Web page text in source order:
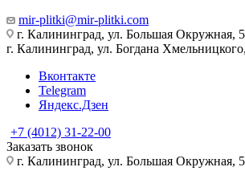
mir-plitki@mir-plitki.com
г. Калининград, ул. Большая Окружная, 5
г. Калининград, ул. Богдана
Вконтакте
Telegram
Яндекс.Дзен
+7 (4012) 31-22-00
Заказать звонок
г. Калининград, ул. Большая Окружная, 5